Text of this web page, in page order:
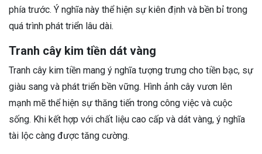
phía trước. Ý nghĩa này thể hiện sự kiên định và bền bỉ trong
quá trình phát triển lâu dài.
Tranh cây kim tiền dát vàng
Tranh cây kim tiền mang ý nghĩa tượng trưng cho tiền bạc, sự
giàu sang và phát triển bền vững. Hình ảnh cây vươn lên
mạnh mẽ thể hiện sự thăng tiến trong công việc và cuộc
sống. Khi kết hợp với chất liệu cao cấp và dát vàng, ý nghĩa
tài lộc càng được tăng cường.